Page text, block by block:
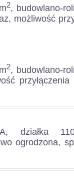
2, budowlano-
możliwość
2, budowlano-
działka
ogrodzona,